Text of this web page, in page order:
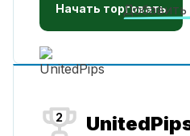
Начать торговать
Добавить
2